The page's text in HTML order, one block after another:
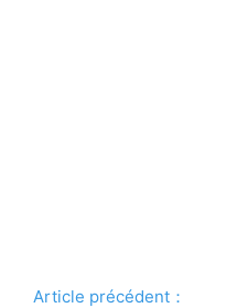
Article précédent：